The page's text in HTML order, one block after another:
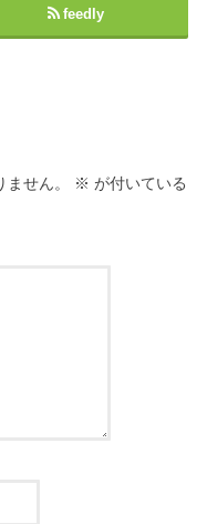
feedly
せん。 ※ が付いている